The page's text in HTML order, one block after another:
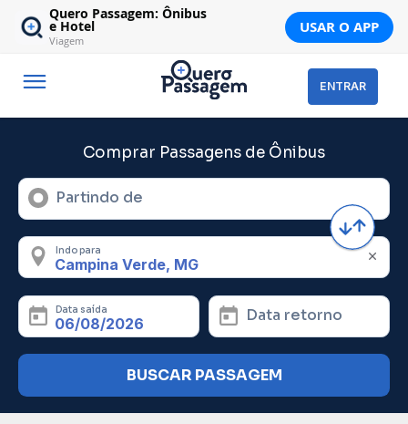
Quero Passagem: Ônibus
e Hotel
Viagem
USAR O APP
ENTRAR
Comprar Passagens de Ônibus
Partindo de
Indo para
Data saída Data retorno
BUSCAR PASSAGEM